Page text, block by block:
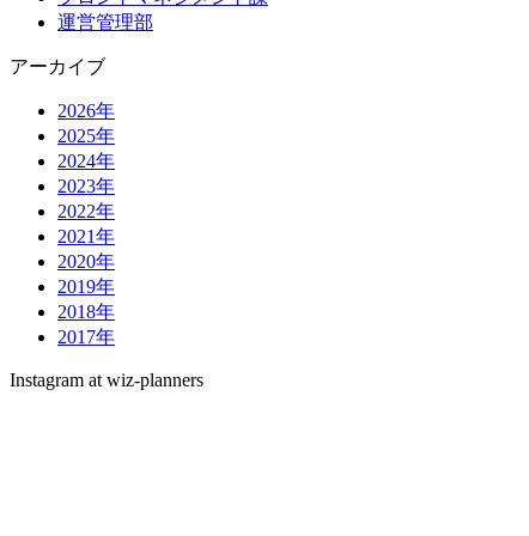
運営管理部
アーカイブ
2026年
2025年
2024年
2023年
2022年
2021年
2020年
2019年
2018年
2017年
Instagram at wiz-planners